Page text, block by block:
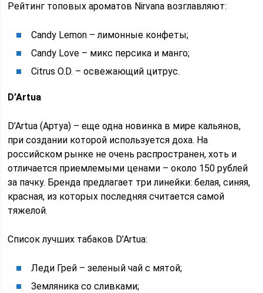
Рейтинг топовых ароматов Nirvana возглавляют:
Candy Lemon – лимонные конфеты;
Candy Love – микс персика и манго;
Citrus O.D. – освежающий цитрус.
D’Artua
D’Artua (Артуа) – еще одна новинка в мире кальянов,
при создании которой используется доха. На
российском рынке не очень распространен, хоть и
отличается приемлемыми ценами – около 150 рублей
за пачку. Бренда предлагает три линейки: белая, синяя,
красная, из которых последняя считается самой
тяжелой.
Список лучших табаков D’Artua:
Леди Грей – зеленый чай с мятой;
Земляника со сливками;